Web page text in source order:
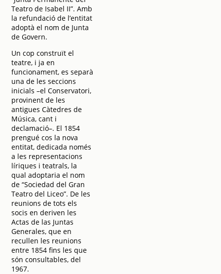
Teatro de Isabel II”. Amb
la refundació de l’entitat
adoptà el nom de Junta
de Govern.
Un cop construït el
teatre, i ja en
funcionament, es separà
una de les seccions
inicials –el Conservatori,
provinent de les
antigues Càtedres de
Música, cant i
declamació–. El 1854
prengué cos la nova
entitat, dedicada només
a les representacions
líriques i teatrals, la
qual adoptaria el nom
de “Sociedad del Gran
Teatro del Liceo”. De les
reunions de tots els
socis en deriven les
Actas de las Juntas
Generales, que en
recullen les reunions
entre 1854 fins les que
són consultables, del
1967.